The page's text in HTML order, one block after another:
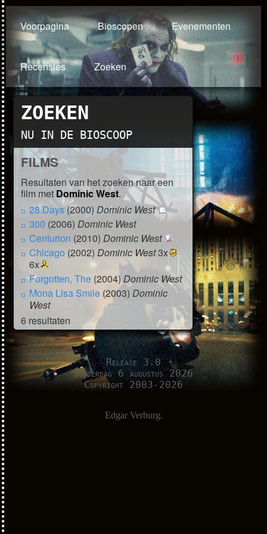
Voorpagina Bioscopen Evenementen
Recensies Zoeken
ZOEKEN
NU IN DE BIOSCOOP
FILMS
Resultaten van het zoeken naar een
film met Dominic West.
28 Days (2000) Dominic West
300 (2006) Dominic West
Centurion (2010) Dominic West
Chicago (2002) Dominic West3x
6x
Forgotten, The (2004)Dominic West
Mona Lisa Smile (2003) Dominic
West
6 resultaten
Release 3.0
donderdag 6 augustus 2026
Copyright 2003-2026
Edgar Verburg.